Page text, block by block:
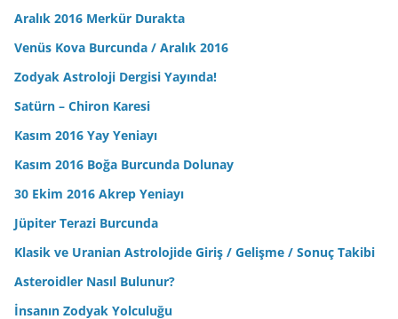
Aralık 2016 Merkür Durakta
Venüs Kova Burcunda / Aralık 2016
Zodyak Astroloji Dergisi Yayında!
Satürn – Chiron Karesi
Kasım 2016 Yay Yeniayı
Kasım 2016 Boğa Burcunda Dolunay
30 Ekim 2016 Akrep Yeniayı
Jüpiter Terazi Burcunda
Klasik ve Uranian Astrolojide Giriş / Gelişme / Sonuç Takibi
Asteroidler Nasıl Bulunur?
İnsanın Zodyak Yolculuğu